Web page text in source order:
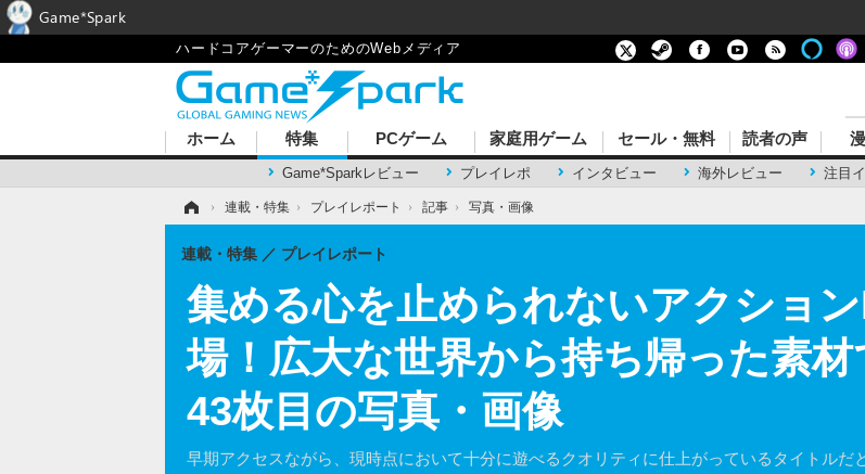
ハードコアゲーマーのためのWebメディア
ホーム 特集
Game*Sparkレビュー プレイレポ インタビュー 海外レビュー 注目
PCゲーム 家庭用ゲーム セール・無料 読者の声
› 連載・特集 › プレイレポート › 記事 › 写真・画像
集める心を止められないアクショ
場！広大な世界から持ち帰った素
43枚目の写真・画像
早期アクセスながら、現時点において十分に遊べるクオリティに仕上がっているタイトルだ
連載・特集 プレイレポート
Game*Spark